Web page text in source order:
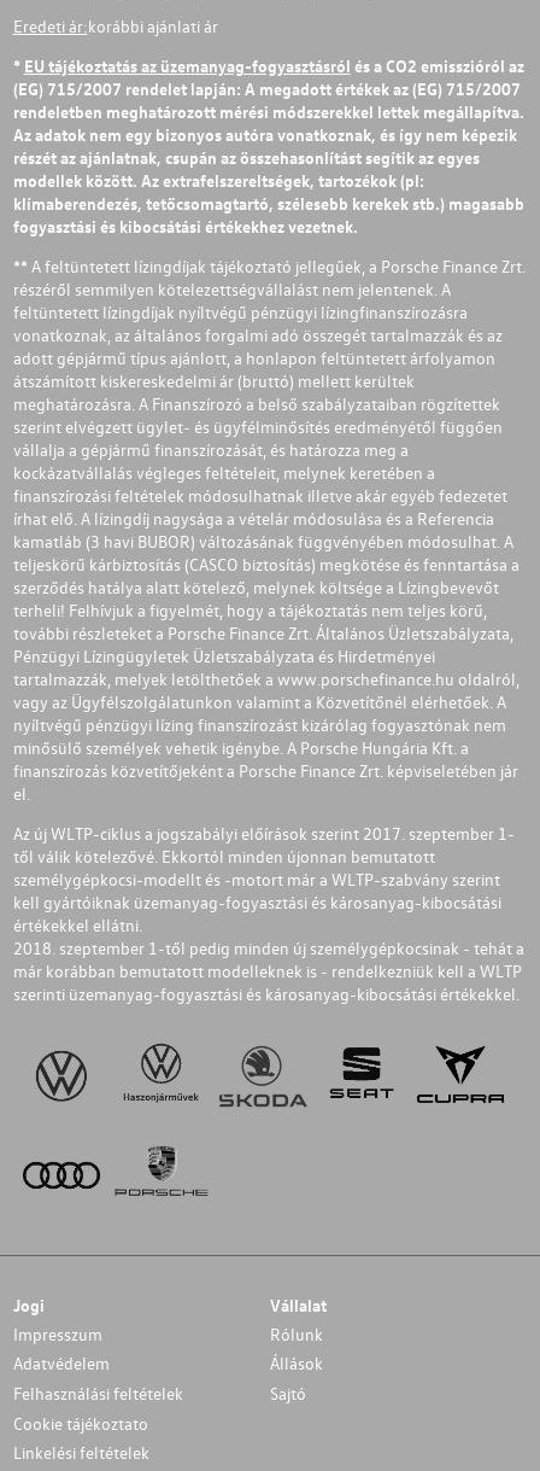
Eredeti ár:korábbi ajánlati ár
* EU tájékoztatás az üzemanyag-fogyasztásról és a CO2 emisszióról az
(EG) 715/2007 rendelet lapján: A megadott értékek az (EG) 715/2007
rendeletben meghatározott mérési módszerekkel lettek megállapítva.
Az adatok nem egy bizonyos autóra vonatkoznak, és így nem képezik
részét az ajánlatnak, csupán az összehasonlítást segítik az egyes
modellek között. Az extrafelszereltségek, tartozékok (pl:
klímaberendezés, tetőcsomagtartó, szélesebb kerekek stb.) magasabb
fogyasztási és kibocsátási értékekhez vezetnek.
** A feltüntetett lízingdíjak tájékoztató jellegűek, a Porsche Finance Zrt.
részéről semmilyen kötelezettségvállalást nem jelentenek. A
feltüntetett lízingdíjak nyíltvégű pénzügyi lízingfinanszírozásra
vonatkoznak, az általános forgalmi adó összegét tartalmazzák és az
adott gépjármű típus ajánlott, a honlapon feltüntetett árfolyamon
átszámított kiskereskedelmi ár (bruttó) mellett kerültek
meghatározásra. A Finanszírozó a belső szabályzataiban rögzítettek
szerint elvégzett ügylet- és ügyfélminősítés eredményétől függően
vállalja a gépjármű finanszírozását, és határozza meg a
kockázatvállalás végleges feltételeit, melynek keretében a
finanszírozási feltételek módosulhatnak illetve akár egyéb fedezetet
írhat elő. A lízingdíj nagysága a vételár módosulása és a Referencia
kamatláb (3 havi BUBOR) változásának függvényében módosulhat. A
teljeskörű kárbiztosítás (CASCO biztosítás) megkötése és fenntartása a
szerződés hatálya alatt kötelező, melynek költsége a Lízingbevevőt
terheli! Felhívjuk a figyelmét, hogy a tájékoztatás nem teljes körű,
további részleteket a Porsche Finance Zrt. Általános Üzletszabályzata,
Pénzügyi Lízingügyletek Üzletszabályzata és Hirdetményei
tartalmazzák, melyek letölthetőek a www.porschefinance.hu oldalról,
vagy az Ügyfélszolgálatunkon valamint a Közvetítőnél elérhetőek. A
nyíltvégű pénzügyi lízing finanszírozást kizárólag fogyasztónak nem
minősülő személyek vehetik igénybe. A Porsche Hungária Kft. a
finanszírozás közvetítőjeként a Porsche Finance Zrt. képviseletében jár
el.
Az új WLTP-ciklus a jogszabályi előírások szerint 2017. szeptember 1-
től válik kötelezővé. Ekkortól minden újonnan bemutatott
személygépkocsi-modellt és -motort már a WLTP-szabvány szerint
kell gyártóiknak üzemanyag-fogyasztási és károsanyag-kibocsátási
értékekkel ellátni.
2018. szeptember 1-től pedig minden új személygépkocsinak - tehát a
már korábban bemutatott modelleknek is - rendelkezniük kell a WLTP
szerinti üzemanyag-fogyasztási és károsanyag-kibocsátási értékekkel.
Jogi
Impresszum
Adatvédelem
Felhasználási feltételek
Cookie tájékoztato
Linkelési feltételek
Vállalat
Rólunk
Állások
Sajtó